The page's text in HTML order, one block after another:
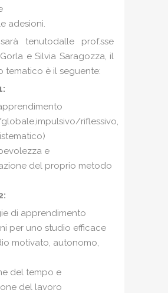
adesioni.
tenutodalle prof.sse
e Silvia Saragozza, il
tematico è il seguente:
riflessivo,
e
del proprio metodo
di apprendimento
per uno studio efficace
motivato, autonomo,
del tempo e
del lavoro